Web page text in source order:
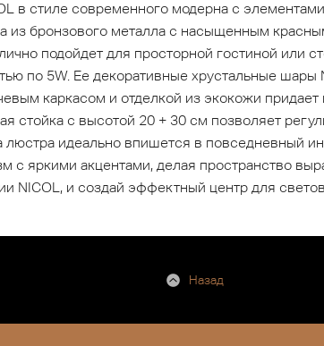
в стиле современного модерна с
из бронзового металла с насыщенным
подойдет для просторной гостиной или
по 5W. Ее декоративные хрустальные шары
каркасом и отделкой из экокожи
стойка с высотой 20 + 30 см позволяет
идеально впишется в повседневный
с яркими акцентами, делая пространство
NICOL, и создай эффектный центр для
Назад